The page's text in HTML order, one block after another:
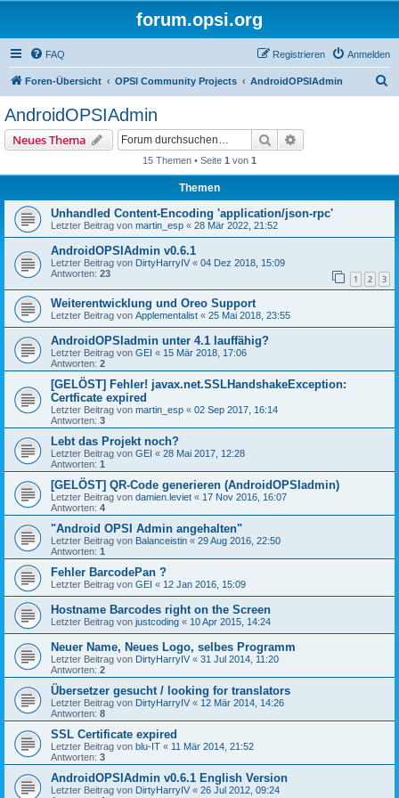
forum.opsi.org
FAQ Anmelden
Registrieren
Foren-Übersicht OPSI Community Projects AndroidOPSIAdmin
AndroidOPSIAdmin
Neues Thema Suche
15 Themen • Seite 1 von 1
Themen
Unhandled Content-Encoding 'application/json-rpc'
Letzter Beitrag von martin_esp « 28 Mär 2022, 21:52
AndroidOPSIAdmin v0.6.1
Letzter Beitrag von DirtyHarryIV « 04 Dez 2018, 15:09
Antworten: 23 1 2 3
Weiterentwicklung und Oreo Support
Letzter Beitrag von Applementalist « 25 Mai 2018, 23:55
AndroidOPSIadmin unter 4.1 lauffähig?
Letzter Beitrag von GEI « 15 Mär 2018, 17:06
Antworten: 2
[GELÖST] Fehler! javax.net.SSLHandshakeException:
Certficate expired
Letzter Beitrag von martin_esp « 02 Sep 2017, 16:14
Antworten: 3
Lebt das Projekt noch?
Letzter Beitrag von GEI « 28 Mai 2017, 12:28
Antworten: 1
[GELÖST] QR-Code generieren (AndroidOPSIadmin)
Letzter Beitrag von damien.leviet « 17 Nov 2016, 16:07
Antworten: 4
"Android OPSI Admin angehalten"
Letzter Beitrag von Balanceistin « 29 Aug 2016, 22:50
Antworten: 1
Fehler BarcodePan ?
Letzter Beitrag von GEI « 12 Jan 2016, 15:09
Hostname Barcodes right on the Screen
Letzter Beitrag von justcoding « 10 Apr 2015, 14:24
Neuer Name, Neues Logo, selbes Programm
Letzter Beitrag von DirtyHarryIV « 31 Jul 2014, 11:20
Antworten: 2
Übersetzer gesucht / looking for translators
Letzter Beitrag von DirtyHarryIV « 12 Mär 2014, 14:26
Antworten: 8
SSL Certificate expired
Letzter Beitrag von blu-IT « 11 Mär 2014, 21:52
Antworten: 3
AndroidOPSIAdmin v0.6.1 English Version
Letzter Beitrag von DirtyHarryIV « 26 Jul 2012, 09:24